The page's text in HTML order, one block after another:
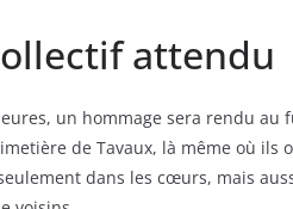
attendu
un hommage sera rendu au
de Tavaux, là même où
dans les cœurs, mais